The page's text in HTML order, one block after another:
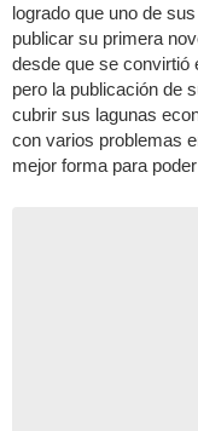
logrado que uno de
publicar su primera
desde que se convirtió
pero la publicación de
cubrir sus lagunas
con varios problemas
mejor forma para